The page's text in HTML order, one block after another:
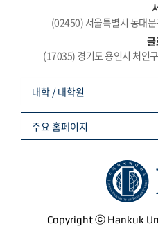
(02450) 서울특별시 동대
(17035) 경기도 용인시 처인
Copyright ⓒ Hankuk
대학 / 대학원
주요 홈페이지